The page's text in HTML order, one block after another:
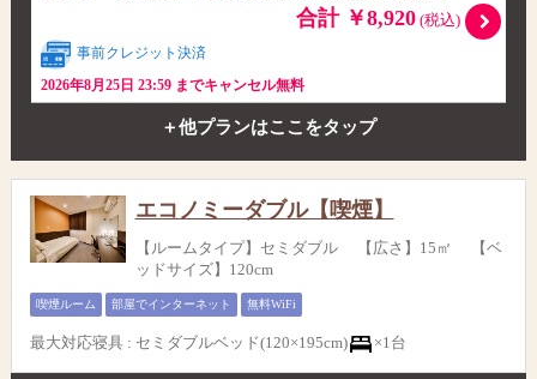
合計 ￥8,920(税込)
事前クレジット決済
2026年8月25日 23:59 までキャンセル無料
＋他プランはここをタップ
エコノミーダブル【喫煙】
【ルームタイプ】セミダブル 【広さ】15㎡ 【ベ
ッドサイズ】120cm
喫煙ルーム 部屋でインターネット 無料WiFi
最大対応寝具 : セミダブルベッド(120×195cm) ×1台